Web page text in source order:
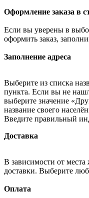
Оформление заказа в
Если вы уверены в
оформить заказ,
Заполнение адреса
Выберите из списка
пункта. Если вы не
выберите значение
название своего
Введите правильный
Доставка
В зависимости от
доставки. Выберите
Оплата